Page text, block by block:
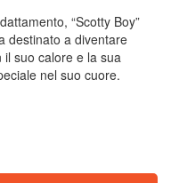
“Scotty Boy”
destinato a diventare
suo calore e la sua
nel suo cuore.